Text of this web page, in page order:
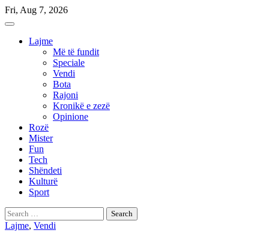
Skip
to
Fri, Aug 7, 2026
Lajme
Më të fundit
Speciale
Vendi
Bota
Rajoni
Kronikë e zezë
Opinione
Rozë
Mister
Fun
Tech
Shëndeti
Kulturë
Sport
Search
for:
Lajme, Vendi